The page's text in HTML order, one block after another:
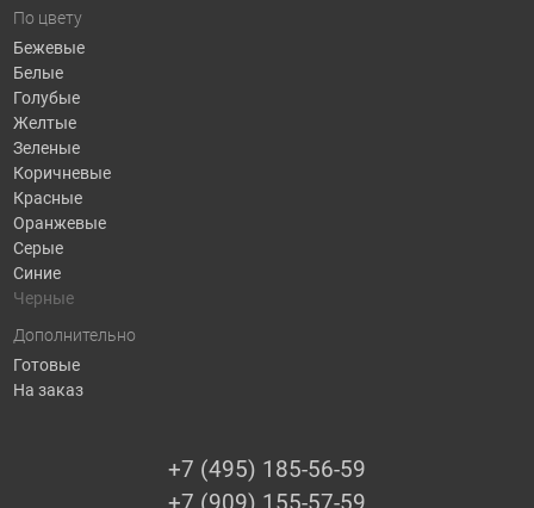
По цвету
Бежевые
Белые
Голубые
Желтые
Зеленые
Коричневые
Красные
Оранжевые
Серые
Синие
Черные
Дополнительно
Готовые
На заказ
+7 (495) 185-56-59
+7 (909) 155-57-59